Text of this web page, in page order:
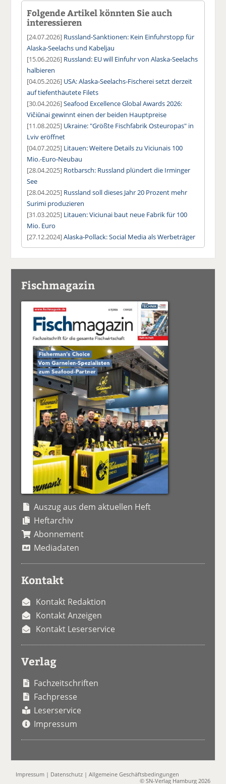
Folgende Artikel könnten Sie auch
interessieren
[24.07.2026] Russland-Sanktionen: Kein Einfuhrstopp für
Alaska-Seelachs und Kabeljau
[15.06.2026] Russland: EU will Einfuhr von Alaska-Seelachs
halbieren
[04.05.2026] USA: Alaska-Seelachs-Fischerei setzt derzeit
auf tiefenthäutete Filets
[30.04.2026]Seafood Excellence Global Awards 2026:
Vičiūnai gewinnt einen der beiden Hauptpreise
[11.08.2025] Ukraine: "Größte Fischfabrik Osteuropas" in
Lviv eröffnet
[04.07.2025] Litauen: Weitere Details zu Viciunais 100
Mio.-Euro-Neubau
[28.04.2025] Rotbarsch: Russland plündert die Irminger
See
[28.04.2025] Russland soll dieses Jahr 20 Prozent mehr
Surimi produzieren
[31.03.2025] Litauen: Viciunai baut neue Fabrik für 100
Mio. Euro
[27.12.2024]Alaska-Pollack: Social Media als Werbeträger
Fischmagazin
Auszug aus dem aktuellen Heft
Heftarchiv
Abonnement
Mediadaten
Kontakt
Kontakt Redaktion
Kontakt Anzeigen
Kontakt Leserservice
Verlag
Fachzeitschriften
Fachpresse
Leserservice
Impressum
Impressum | Datenschutz |Allgemeine Geschäftsbedingungen
© SN-Verlag Hamburg 2026